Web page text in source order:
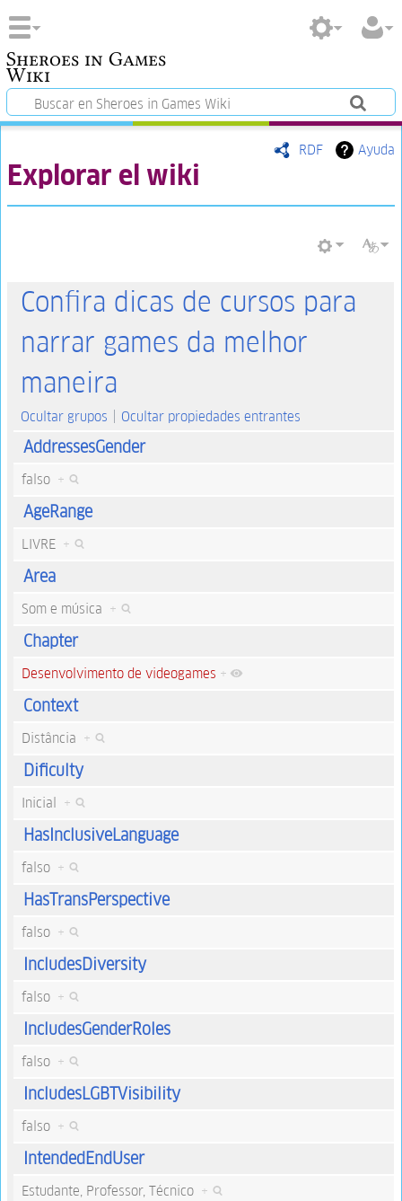
Sheroes in Games
Wiki
RDF Ayuda
Explorar el wiki
Confira dicas de cursos para
narrar games da melhor
maneira
Ocultar grupos Ocultar propiedades entrantes
AddressesGender
falso +
AgeRange
LIVRE +
Area
Som e música +
Chapter
Desenvolvimento de videogames +
Context
Distância +
Dificulty
Inicial +
HasInclusiveLanguage
falso +
HasTransPerspective
falso +
IncludesDiversity
falso +
IncludesGenderRoles
falso +
IncludesLGBTVisibility
falso +
IntendedEndUser
Estudante, Professor, Técnico +